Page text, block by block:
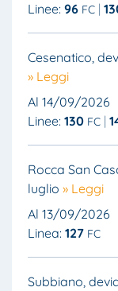
Linee: 96 FC
Cesenatico,
» Leggi
Al 14/09/2026
Linee: 130 FC
Rocca San
luglio » Leggi
Al 13/09/2026
Linea: 127 FC
Subbiano,